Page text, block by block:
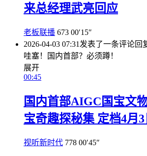
来总经理武亮回应
老板联播 673 00′15″
2026-04-03 07:31 发表了一条评论回
哇塞！国内首部？必须蹲！
展开
00:45
国内首部AIGC国宝文
宝奇趣探秘集 定档4月3
视听新时代 778 00′45″